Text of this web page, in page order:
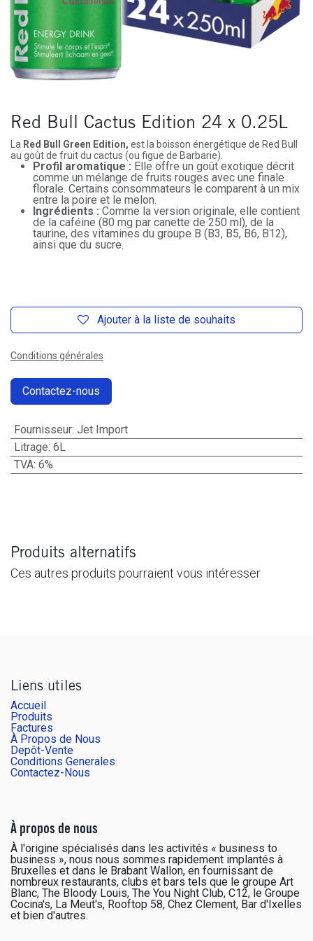
Red Bull Cactus Edition 24 x 0.25L
La Red Bull Green Edition, est la boisson énergétique de Red Bull
au goût de fruit du cactus (ou figue de Barbarie).
Profil aromatique : Elle offre un goût exotique décrit
comme un mélange de fruits rouges avec une finale
florale. Certains consommateurs le comparent à un mix
entre la poire et le melon.
Ingrédients : Comme la version originale, elle contient
de la caféine (80 mg par canette de 250 ml), de la
taurine, des vitamines du groupe B (B3, B5, B6, B12),
ainsi que du sucre.
Ajouter à la liste de souhaits
Conditions générales
Contactez-nous
Fournisseur: Jet Import
Litrage: 6L
TVA: 6%
Produits alternatifs
Ces autres produits pourraient vous intéresser
Liens utiles
Accueil
Produits
Factures
À Propos de Nous
Depôt-Vente
Conditions Generales
Contactez-Nous
À propos de nous
À l'origine spécialisés dans les activités « business to
business », nous nous sommes rapidement implantés à
Bruxelles et dans le Brabant Wallon, en fournissant de
nombreux restaurants, clubs et bars tels que le groupe Art
Blanc, The Bloody Louis, The You Night Club, C12, le Groupe
Cocina's, La Meut's, Rooftop 58, Chez Clement, Bar d'Ixelles
et bien d'autres.